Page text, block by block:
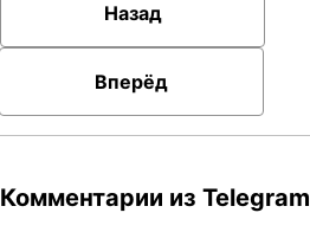
Назад
Вперёд
Комментарии из Telegram